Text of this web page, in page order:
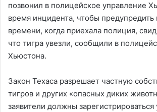
позвонил в полицейское управление
время инцидента, чтобы предупредить
времени, когда приехала полиция,
что тигра увезли, сообщили в
Хьюстона.
Закон Техаса разрешает частную
тигров и других «опасных диких
заявители должны